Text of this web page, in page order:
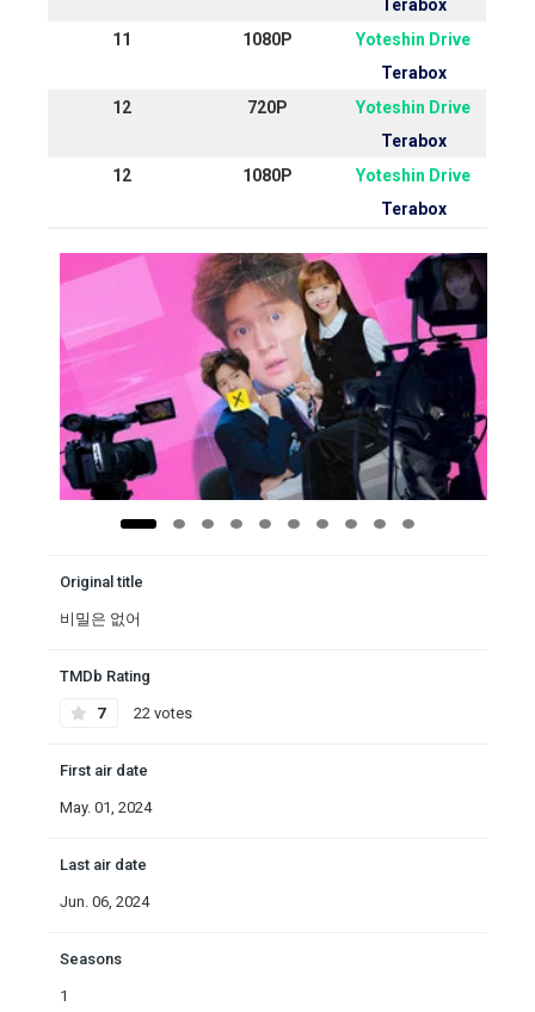
Terabox
11
1080P
Yoteshin Drive
Terabox
12
720P
Yoteshin Drive
Terabox
12
1080P
Yoteshin Drive
Terabox
Original title
비밀은 없어
TMDb Rating
7 22 votes
First air date
May. 01, 2024
Last air date
Jun. 06, 2024
Seasons
1